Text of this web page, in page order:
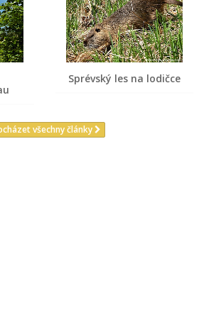
Sprévský les na lodičce
všechny články